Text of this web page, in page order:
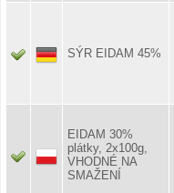
SÝR EIDAM 45%
EIDAM 30%
plátky, 2x100g,
VHODNÉ NA
SMAŽENÍ